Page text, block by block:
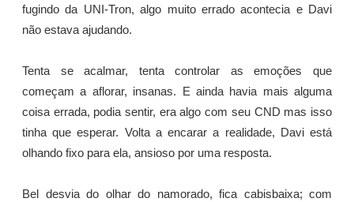
fugindo da UNI-Tron, algo muito errado acontecia e Davi
não estava ajudando.
Tenta se acalmar, tenta controlar as emoções que
começam a aflorar, insanas. E ainda havia mais alguma
coisa errada, podia sentir, era algo com seu CND mas isso
tinha que esperar. Volta a encarar a realidade, Davi está
olhando fixo para ela, ansioso por uma resposta.
Bel desvia do olhar do namorado, fica cabisbaixa; com